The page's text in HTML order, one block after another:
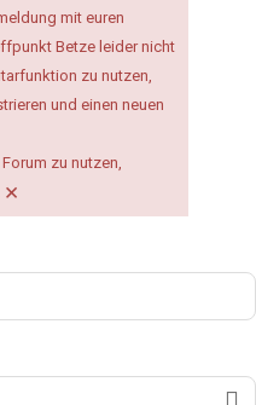
mit euren
Betze leider nicht
zu nutzen,
und einen neuen
zu nutzen,
×